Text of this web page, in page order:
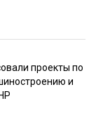
проекты по
и